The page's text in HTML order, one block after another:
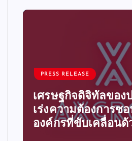
PRESS RELEASE
เศรษฐกิจดิจิทัลของ
เร่งความต้องการซ
องค์กรที่ขับเคลื่อนด้